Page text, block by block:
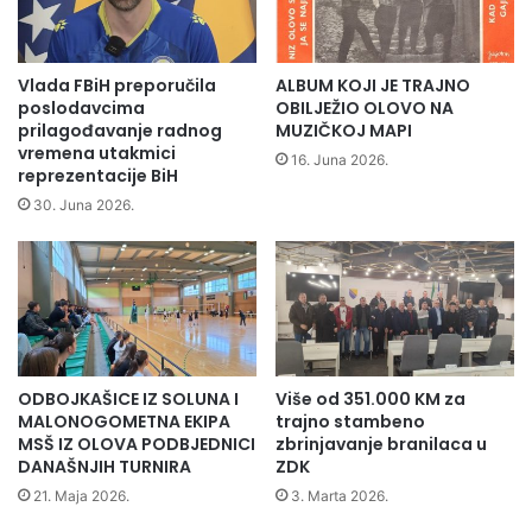
i
p
e
n
d
i
s
t
o
r
a
č
k
e
p
o
Vlada FBiH preporučila
poslodavcima
prilagođavanje radnog
vremena utakmici
reprezentacije BiH
30. Juna 2026.
ALBUM KOJI JE TRAJNO
OBILJEŽIO OLOVO NA
MUZIČKOJ MAPI
16. Juna 2026.
ODBOJKAŠICE IZ SOLUNA I
MALONOGOMETNA EKIPA
MSŠ IZ OLOVA PODBJEDNICI
DANAŠNJIH TURNIRA
21. Maja 2026.
Više od 351.000 KM za
trajno stambeno
zbrinjavanje branilaca u
ZDK
3. Marta 2026.